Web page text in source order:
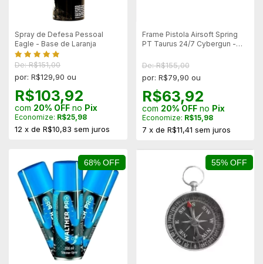
Spray de Defesa Pessoal
Eagle - Base de Laranja
De: R$151,00
por: R$129,90 ou
R$103,92
com 20% OFF no Pix
Economize: R$25,98
12 x de R$10,83 sem juros
Frame Pistola Airsoft Spring
PT Taurus 24/7 Cybergun -
De: R$155,00
por: R$79,90 ou
R$63,92
com 20% OFFno Pix
Economize: R$15,98
7 x de R$11,41 sem juros
68% OFF 55% OFF